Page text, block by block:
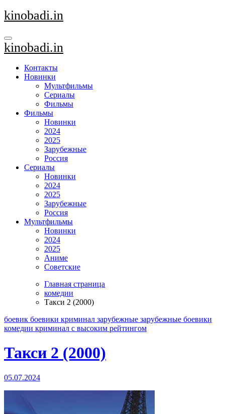
Перейти
к
kinobadi.in
kinobadi.in
Контакты
Новинки
Мультфильмы
Сериалы
Фильмы
Фильмы
Новинки
2024
2025
Зарубежные
Россия
Сериалы
Новинки
2024
2025
Зарубежные
Россия
Мультфильмы
Новинки
2024
2025
Аниме
Советские
Главная страница
комедии
Такси 2 (2000)
боевик боевики криминал зарубежные зарубежные боевики
комедии криминал с высоким рейтингом
Такси 2 (2000)
05.07.2024